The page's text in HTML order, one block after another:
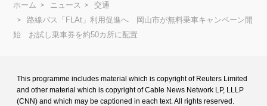
ホーム ニュース
交通
路線バス「FLAt」利用促進へ 岡山市が無料乗車キャンペーン開
始 お試し乗車券を約50カ所に配置
This programme includes material which is copyright of Reuters Limited
and other material which is copyright of Cable News Network LP, LLLP
(CNN) and which may be captioned in each text. All rights reserved.